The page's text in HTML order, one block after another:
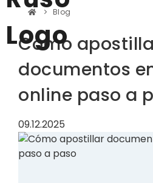
Blog
Cómo
documentos
online paso a
09.12.2025